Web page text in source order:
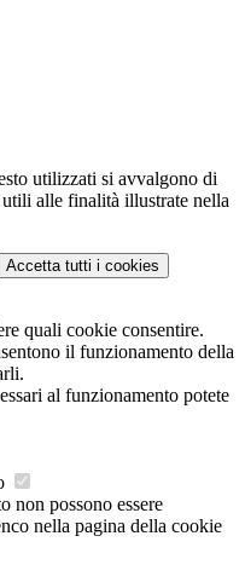
utilizzati si avvalgono di
alle finalità illustrate nella
Accetta tutti i cookies
quali cookie consentire.
il funzionamento della
al funzionamento potete
non possono essere
nella pagina della cookie